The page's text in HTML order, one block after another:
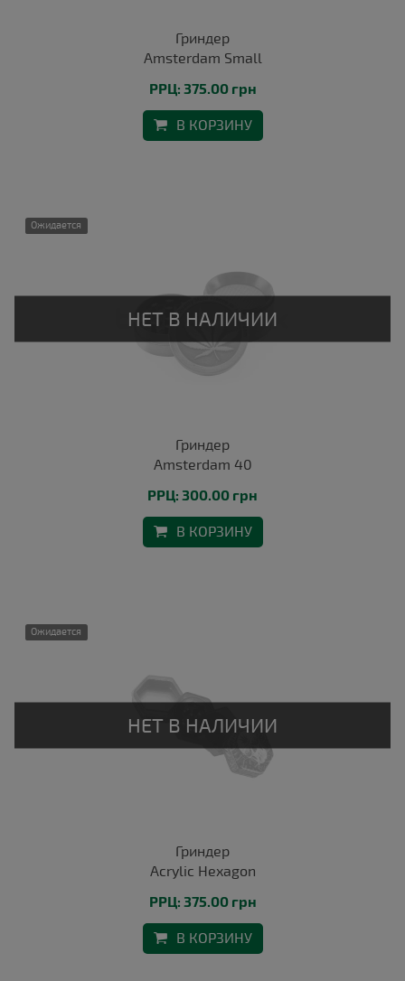
Гриндер
Amsterdam Small
РРЦ: 375.00 грн
В КОРЗИНУ
Ожидается
Гриндер
Amsterdam 40
РРЦ: 300.00 грн
В КОРЗИНУ
Ожидается
Гриндер
Acrylic Hexagon
РРЦ: 375.00 грн
В КОРЗИНУ